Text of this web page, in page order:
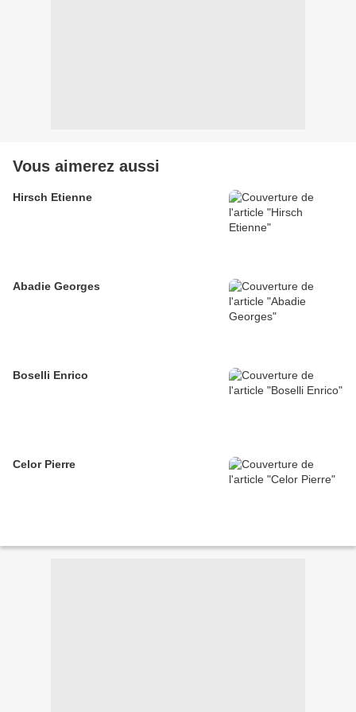
Vous aimerez aussi
Hirsch Etienne
Abadie Georges
Boselli Enrico
Celor Pierre